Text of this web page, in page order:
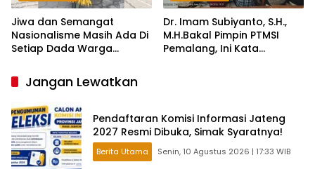
Jiwa dan Semangat
Nasionalisme Masih Ada Di
Setiap Dada Warga
Dr. Imam Subiyanto, S.H.,
M.H.Bakal Pimpin PTMSI
Pemalang, Ini Kata
Jangan Lewatkan
Pendaftaran Komisi Informasi Jateng
2027 Resmi Dibuka, Simak Syaratnya!
Berita Utama Senin, 10 Agustus 2026 | 17:33 WIB